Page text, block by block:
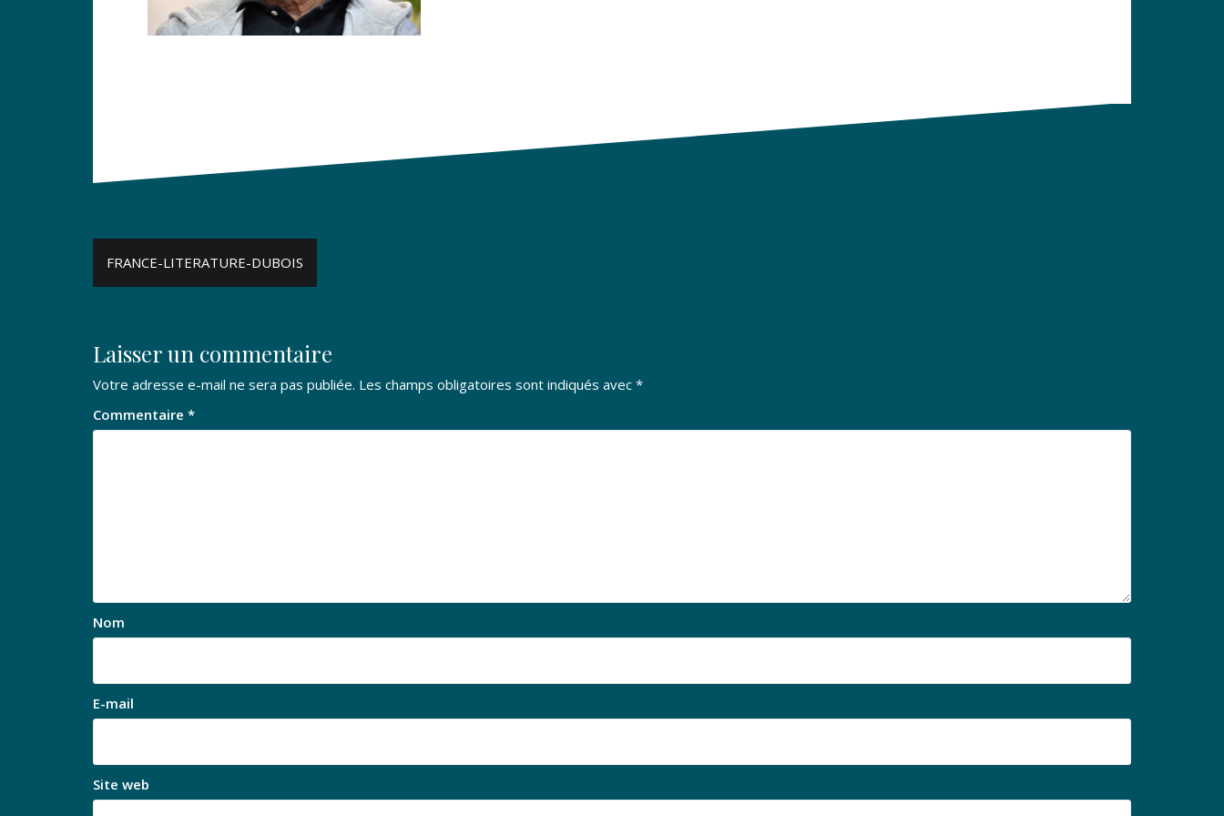
Navigation
de
FRANCE-LITERATURE-DUBOIS
Laisser un commentaire
Votre adresse e-mail ne sera pas publiée. Les champs obligatoires sont indiqués avec *
Commentaire *
Nom
E-mail
Site web